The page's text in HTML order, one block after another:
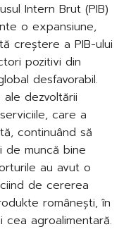
Intern Brut (PIB)
o expansiune,
creștere a PIB-ului
pozitivi din
desfavorabil.
dezvoltării
care a
continuând să
de muncă bine
au avut o
de cererea
românești, în
cea agroalimentară.